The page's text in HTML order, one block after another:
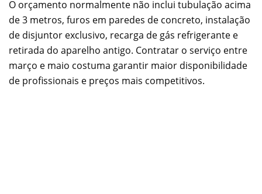
O orçamento normalmente não inclui tubulação acima
de 3 metros, furos em paredes de concreto, instalação
de disjuntor exclusivo, recarga de gás refrigerante e
retirada do aparelho antigo. Contratar o serviço entre
março e maio costuma garantir maior disponibilidade
de profissionais e preços mais competitivos.